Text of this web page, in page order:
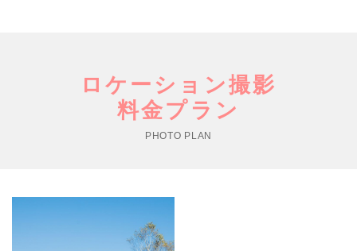
ロケーション撮影
料金プラン
PHOTO PLAN